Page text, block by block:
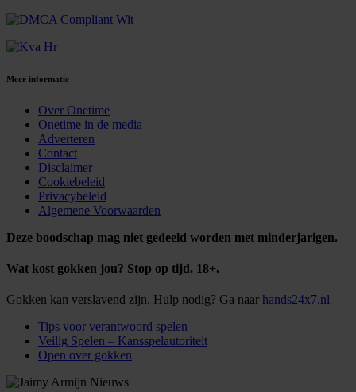
Meer informatie
Over Onetime
Onetime in de media
Adverteren
Contact
Disclaimer
Cookiebeleid
Privacybeleid
Algemene Voorwaarden
Deze boodschap mag niet gedeeld worden met minderjarigen.
Wat kost gokken jou? Stop op tijd. 18+.
Gokken kan verslavend zijn. Hulp nodig? Ga naar hands24x7.nl
Tips voor verantwoord spelen
Veilig Spelen – Kansspelautoriteit
Open over gokken